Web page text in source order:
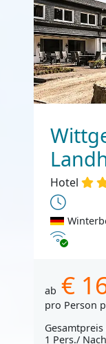
Hotel
Internet
ab €
pro Person
Gesamtpreis
1 Pers./